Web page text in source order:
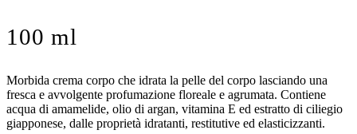
100 ml
Morbida crema corpo che idrata la pelle del corpo lasciando una
fresca e avvolgente profumazione floreale e agrumata. Contiene
acqua di amamelide, olio di argan, vitamina E ed estratto di ciliegio
giapponese, dalle proprietà idratanti, restitutive ed elasticizzanti.